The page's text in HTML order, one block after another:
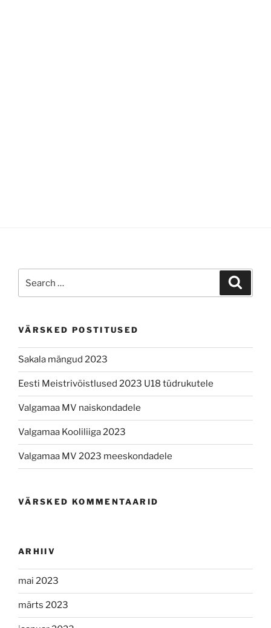
for:
VÄRSKED POSTITUSED
Sakala mängud 2023
Eesti Meistrivõistlused 2023 U18 tüdrukutele
Valgamaa MV naiskondadele
Valgamaa Kooliliiga 2023
Valgamaa MV 2023 meeskondadele
VÄRSKED KOMMENTAARID
ARHIIV
mai 2023
märts 2023